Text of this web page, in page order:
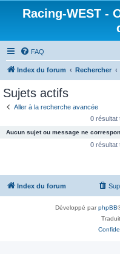
Racing-WEST -
FAQ
Index du forum Rechercher
Sujets actifs
Aller à la recherche avancée
0 résultat
Aucun sujet ou message ne
0 résultat
Index du forum
Développé parphpBB